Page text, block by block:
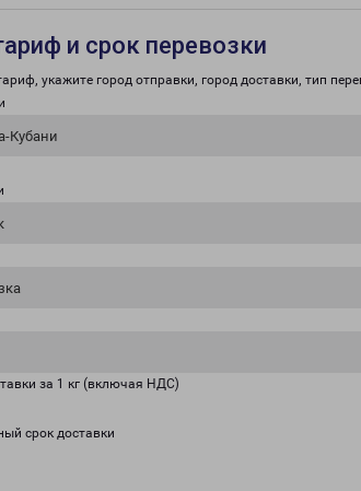
и срок перевозки
укажите город отправки, город доставки, тип
Кубани
за 1 кг (включая НДС)
срок доставки